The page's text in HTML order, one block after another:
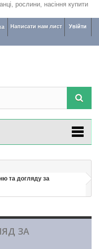
Увійти
Написати нам лист
та догляду за
ЗА